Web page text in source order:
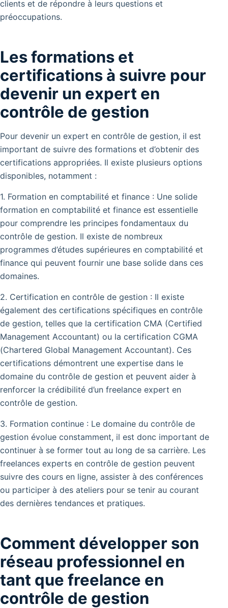
clients et de répondre à leurs questions et
préoccupations.
Les formations et
certifications à suivre pour
devenir un expert en
contrôle de gestion
Pour devenir un expert en contrôle de gestion, il est
important de suivre des formations et d’obtenir des
certifications appropriées. Il existe plusieurs options
disponibles, notamment :
1. Formation en comptabilité et finance : Une solide
formation en comptabilité et finance est essentielle
pour comprendre les principes fondamentaux du
contrôle de gestion. Il existe de nombreux
programmes d’études supérieures en comptabilité et
finance qui peuvent fournir une base solide dans ces
domaines.
2. Certification en contrôle de gestion : Il existe
également des certifications spécifiques en contrôle
de gestion, telles que la certification CMA (Certified
Management Accountant) ou la certification CGMA
(Chartered Global Management Accountant). Ces
certifications démontrent une expertise dans le
domaine du contrôle de gestion et peuvent aider à
renforcer la crédibilité d’un freelance expert en
contrôle de gestion.
3. Formation continue : Le domaine du contrôle de
gestion évolue constamment, il est donc important de
continuer à se former tout au long de sa carrière. Les
freelances experts en contrôle de gestion peuvent
suivre des cours en ligne, assister à des conférences
ou participer à des ateliers pour se tenir au courant
des dernières tendances et pratiques.
Comment développer son
réseau professionnel en
tant que freelance en
contrôle de gestion